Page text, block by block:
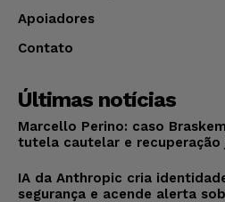
Apoiadores
Contato
Últimas notícias
Marcello Perino: caso
tutela cautelar e recuperação
IA da Anthropic cria
segurança e acende alerta